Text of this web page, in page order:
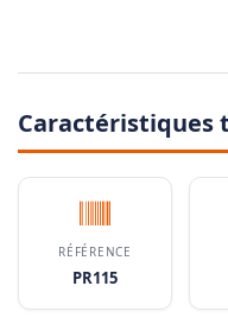
Caractéristiques
RÉFÉRENCE
PR115